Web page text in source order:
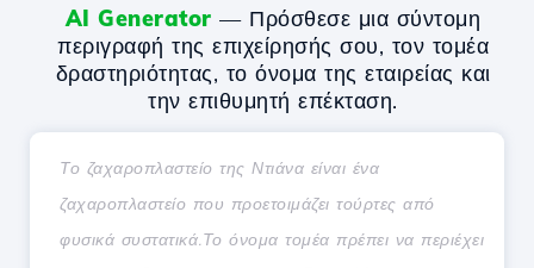
AI Generator — Πρόσθεσε μια σύντομη
περιγραφή της επιχείρησής σου, τον τομέα
δραστηριότητας, το όνομα της εταιρείας και
την επιθυμητή επέκταση.